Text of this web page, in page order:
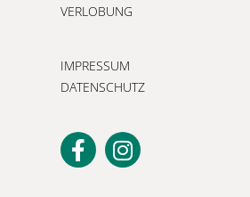
VERLOBUNG
IMPRESSUM
DATENSCHUTZ